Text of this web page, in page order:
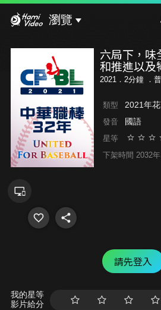
瀏覽
六局下，味
和推進以及
2021．2分鐘 ．
類型 2021年
發音 國語
星等
下架時間 2032
請先登入
我的星等
影片給分